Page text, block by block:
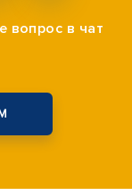
вопрос в чат